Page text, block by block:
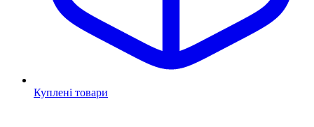
Куплені товари